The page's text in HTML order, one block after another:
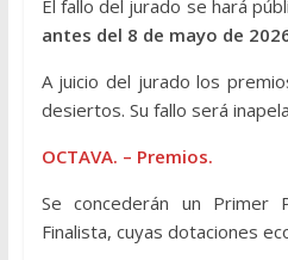
El fallo del jurado se hará
antes del 8 de mayo de
A juicio del jurado los
desiertos. Su fallo será
OCTAVA. – Premios.
Se concederán un Primer
Finalista, cuyas dotaciones